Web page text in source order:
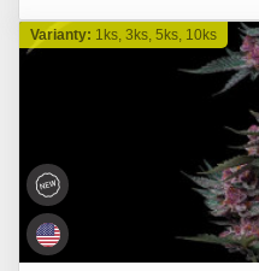
Varianty: 1ks, 3ks, 5ks, 10ks